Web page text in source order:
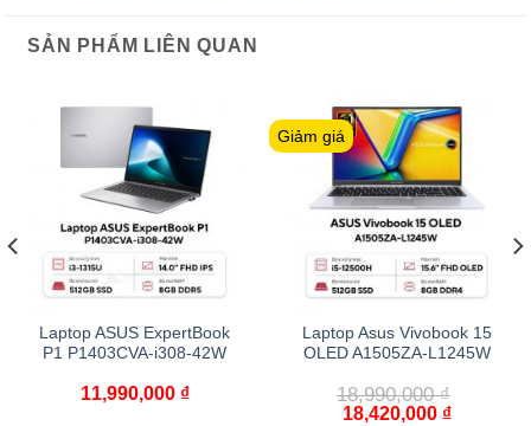
SẢN PHẨM LIÊN QUAN
Laptop ASUS ExpertBook
P1 P1403CVA-i308-42W
11,990,000 ₫
Giảm giá
Laptop Asus Vivobook 15
OLED A1505ZA-L1245W
18,990,000₫
18,420,000 ₫